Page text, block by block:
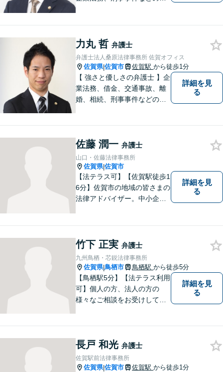
なリーガルサービスを提供い
たします。
力丸 哲 弁護士
弁護士法人桑原法律事務所 佐賀オフィス
佐賀県|佐賀市 佐賀駅 から徒歩1分
【 強さと優しさの弁護士 】企
業法務、借金、交通事故、離
婚、相続、刑事事件などのご
なリーガルサービスを提供い
たします。
詳細を見
る
佐藤 潤一 弁護士
山口・佐藤法律事務所
佐賀県|佐賀市
【法テラス可】【佐賀駅徒歩1
6分】佐賀市の地域の皆さまの
法律アドバイザー。中小企業
う、最善を尽くさせていただ
きます。【土日夜間対応】
詳細を見
る
竹下 正実 弁護士
九州鳥栖・芯鋭法律事務所
佐賀県|鳥栖市 鳥栖駅 から徒歩5分
【鳥栖駅5分】【法テラス利用
可】個人の方、法人の方の
様々なご相談をお受けしてお
案いたします。【債務整理・
残業代請求については初回面
談無料】【土日祝・夜間相談
詳細を見
る
長戸 和光 弁護士
佐賀駅前法律事務所
佐賀県|佐賀市 佐賀駅 から徒歩1分